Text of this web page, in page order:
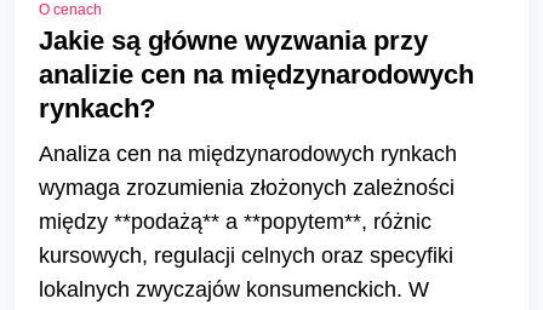
O cenach
Jakie są główne wyzwania przy
analizie cen na międzynarodowych
rynkach?
Analiza cen na międzynarodowych rynkach
wymaga zrozumienia złożonych zależności
między **podażą** a **popytem**, różnic
kursowych, regulacji celnych oraz specyfiki
lokalnych zwyczajów konsumenckich. W